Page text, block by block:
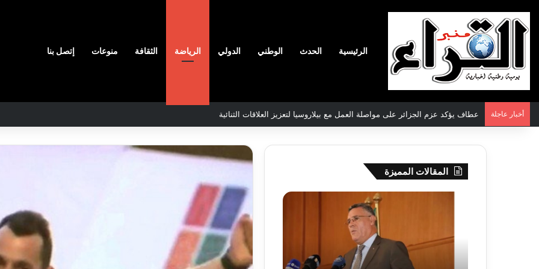
الرئيسية الحدث الوطني الدولي الرياضة الثقافة منوعات إتصل بنا
أخبار عاجلة سعيود يشدد على إلزامية استكمال جميع عمليات تعويض متضرري حرائق الغابات قبل نهاية شهر أوت
المقالات المميزة
عمل
للمتمدرسين
2026-08-07